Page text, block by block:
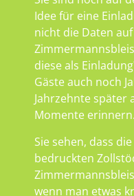
Idee für eine
nicht die Daten
diese als
Gäste auch noch
Jahrzehnte später
Momente erinnern.
Sie sehen, dass
bedruckten
wenn man etwas